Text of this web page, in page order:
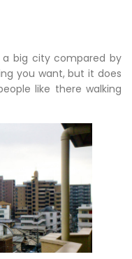
big city compared by
you want, but it does
like there walking